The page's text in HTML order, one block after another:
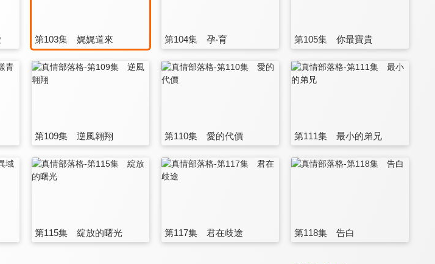
第103集 娓娓道來 第104集 孕‧育 第105集 你最寶貴
第109集 逆風翱翔 第110集 愛的代價 第111集 最小的弟兄
第115集 綻放的曙光 第117集 君在歧途 第118集 告白